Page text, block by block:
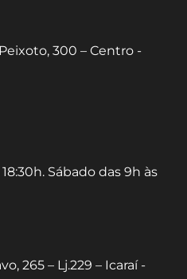
300 – Centro -
Sábado das 9h às
265 – Lj.229 – Icaraí -